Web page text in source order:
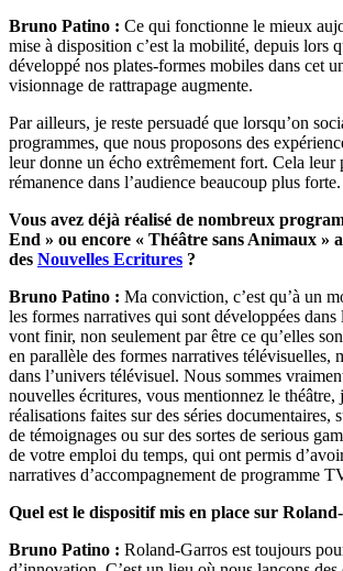
Bruno Patino : Ce qui fonctionne le mieux
mise à disposition c’est la mobilité, depuis lors
développé nos plates-formes mobiles dans cet
visionnage de rattrapage augmente.
Par ailleurs, je reste persuadé que lorsqu’on
programmes, que nous proposons des
leur donne un écho extrêmement fort. Cela leur
rémanence dans l’audience beaucoup plus forte.
Vous avez déjà réalisé de nombreux
End » ou encore « Théâtre sans Animaux »
des Nouvelles Ecritures ?
Bruno Patino : Ma conviction, c’est qu’à un
les formes narratives qui sont développées
vont finir, non seulement par être ce qu’elles
en parallèle des formes narratives télévisuelles,
dans l’univers télévisuel. Nous sommes
nouvelles écritures, vous mentionnez le théâtre,
réalisations faites sur des séries documentaires,
de témoignages ou sur des sortes de serious
de votre emploi du temps, qui ont permis
narratives d’accompagnement de programme
Quel est le dispositif mis en place sur
Bruno Patino : Roland-Garros est toujours